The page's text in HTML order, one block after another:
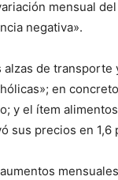
mensual
negativa».
alzas de transporte
en
y el ítem
sus precios en 1,6